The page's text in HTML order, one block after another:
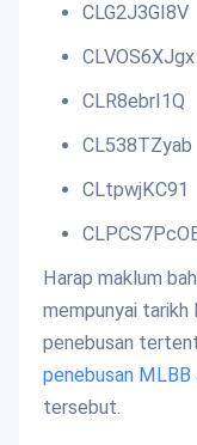
CLG2J3GI8V
CLVOS6XJgx
CLR8ebrI1Q
CL538TZyab
CLtpwjKC91
Harap maklum
mempunyai tarikh
penebusan
penebusan
tersebut.